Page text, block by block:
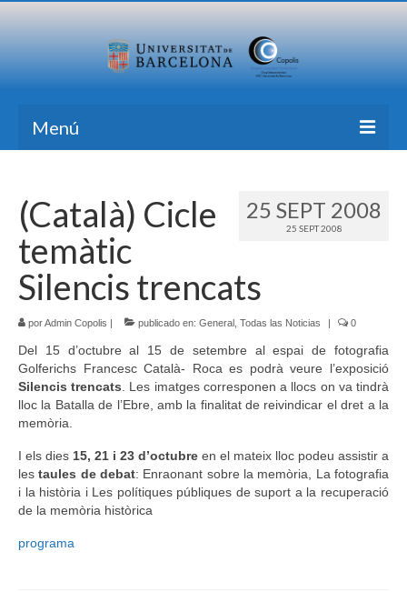
Menú
Investigación
Formación
Transferencia
Publicaciones
Todas las Noticias
Contacto
25 SEPT 2008
25 SEPT 2008
(Català) Cicle
temàtic
Silencis trencats
porAdmin Copolis | publicado en: General Todas las Noticias | 0
Del 15 d’octubre al 15 de setembre al espai de fotografia
Golferichs Francesc Català- Roca es podrà veure l’exposició
Silencis trencats . Les imatges corresponen a llocs on va tindrà
lloc la Batalla de l’Ebre, amb la finalitat de reivindicar el dret a la
memòria.
I els dies 15, 21 i 23 d’octubre en el mateix lloc podeu assistir a
lestaules de debat: Enraonant sobre la memòria, La fotografia
i la història i Les polítiques públiques de suport a la recuperació
de la memòria històrica
programa